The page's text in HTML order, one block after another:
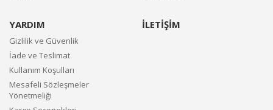
YARDIM
Gizlilik ve Güvenlik
İade ve Teslimat
Kullanım Koşulları
Mesafeli Sözleşmeler
Yönetmeliği
İLETİŞİM